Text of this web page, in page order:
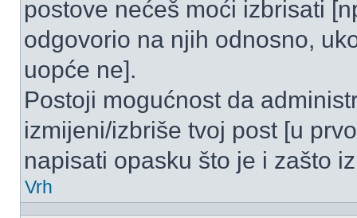
postove nećeš moći izbrisati
odgovorio na njih odnosno,
uopće ne].
Postoji mogućnost da
izmijeni/izbriše tvoj post [u
napisati opasku što je i zašto
Vrh